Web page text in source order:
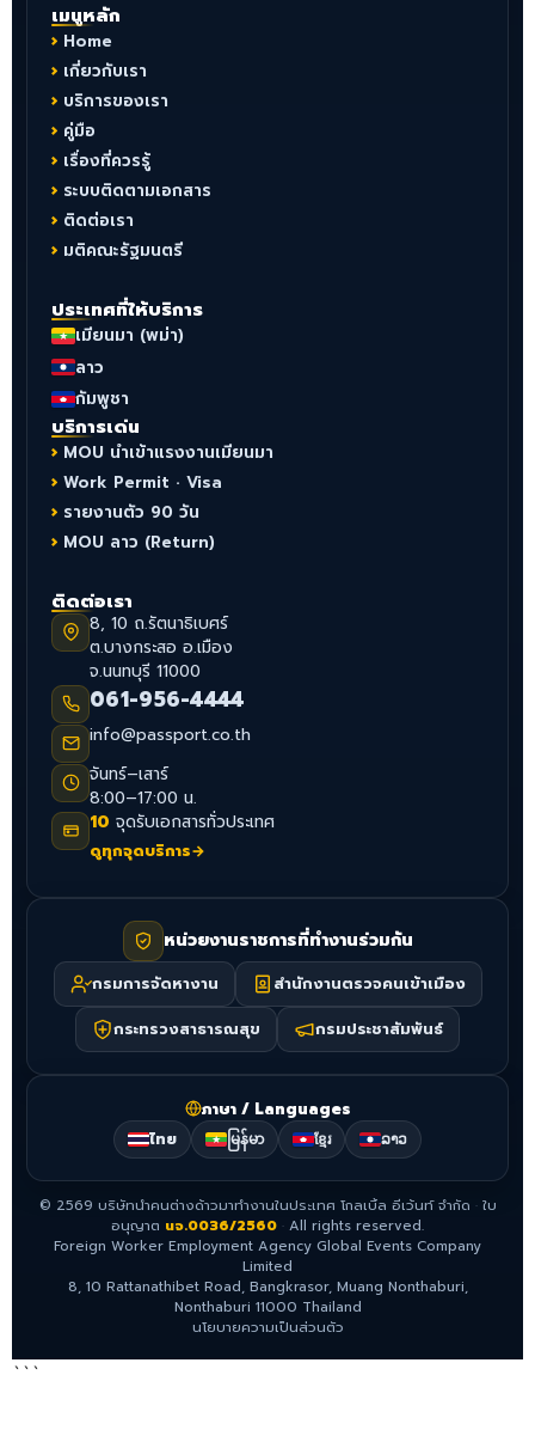
เมนูหลัก
Home
เกี่ยวกับเรา
บริการของเรา
คู่มือ
เรื่องที่ควรรู้
ระบบติดตามเอกสาร
ติดต่อเรา
มติคณะรัฐมนตรี
ประเทศที่ให้บริการ
เมียนมา (พม่า)
ลาว
กัมพูชา
บริการเด่น
MOU นำเข้าแรงงานเมียนมา
Work Permit · Visa
รายงานตัว 90 วัน
MOU ลาว (Return)
ติดต่อเรา
8, 10 ถ.รัตนาธิเบศร์
ต.บางกระสอ อ.เมือง
จ.นนทบุรี 11000
061-956-4444
info@passport.co.th
จันทร์–เสาร์
8:00–17:00 น.
10 จุดรับเอกสารทั่วประเทศ
ดูทุกจุดบริการ→
หน่วยงานราชการที่ทำงานร่วมกัน
กรมการจัดหางาน
สำนักงานตรวจคนเข้าเมือง
กระทรวงสาธารณสุข
กรมประชาสัมพันธ์
ภาษา / Languages
ไทย မြန်မာ ខ្មែរ ລາວ
© 2569 บริษัทนำคนต่างด้าวมาทำงานในประเทศ โกลเบิ้ล อีเว้นท์ จำกัด ·ใบ
อนุญาต นจ.0036/2560 · All rights reserved.
Foreign Worker Employment Agency Global Events Company
Limited
8, 10 Rattanathibet Road, Bangkrasor, Muang Nonthaburi,
Nonthaburi 11000 Thailand
นโยบายความเป็นส่วนตัว
```